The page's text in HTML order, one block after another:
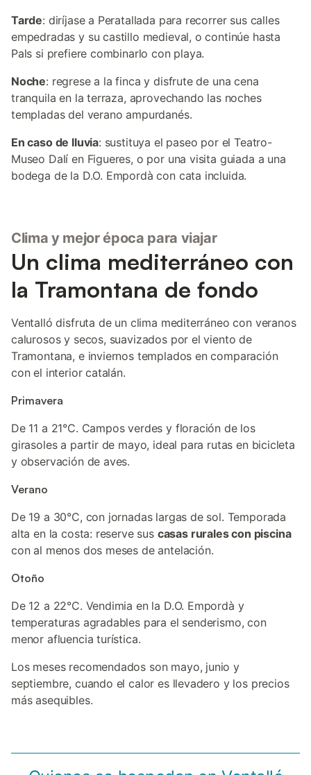
Tarde: diríjase a Peratallada para recorrer sus calles
empedradas y su castillo medieval, o continúe hasta
Pals si prefiere combinarlo con playa.
Noche: regrese a la finca y disfrute de una cena
tranquila en la terraza, aprovechando las noches
templadas del verano ampurdanés.
En caso de lluvia: sustituya el paseo por el Teatro-
Museo Dalí en Figueres, o por una visita guiada a una
bodega de la D.O. Empordà con cata incluida.
Clima y mejor época para viajar
Un clima mediterráneo con
la Tramontana de fondo
Ventalló disfruta de un clima mediterráneo con veranos
calurosos y secos, suavizados por el viento de
Tramontana, e inviernos templados en comparación
con el interior catalán.
Primavera
De 11 a 21°C. Campos verdes y floración de los
girasoles a partir de mayo, ideal para rutas en bicicleta
y observación de aves.
Verano
De 19 a 30°C, con jornadas largas de sol. Temporada
alta en la costa: reserve sus casas rurales con piscina
con al menos dos meses de antelación.
Otoño
De 12 a 22°C. Vendimia en la D.O. Empordà y
temperaturas agradables para el senderismo, con
menor afluencia turística.
Los meses recomendados son mayo, junio y
septiembre, cuando el calor es llevadero y los precios
más asequibles.